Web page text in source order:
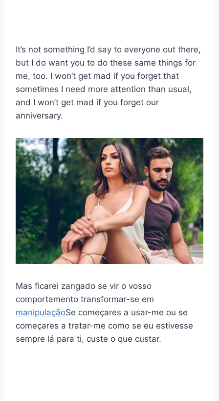
It’s not something I’d say to everyone out there,
but I do want you to do these same things for
me, too. I won’t get mad if you forget that
sometimes I need more attention than usual,
and I won’t get mad if you forget our
anniversary.
Mas ficarei zangado se vir o vosso
comportamento transformar-se em
manipulaçãoSe começares a usar-me ou se
começares a tratar-me como se eu estivesse
sempre lá para ti, custe o que custar.